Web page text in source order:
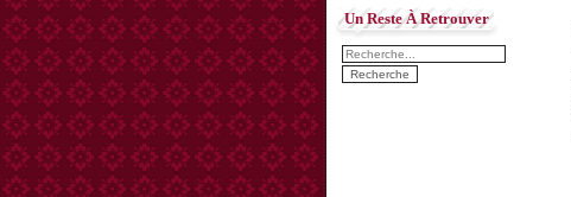
Un Reste À Retrouver